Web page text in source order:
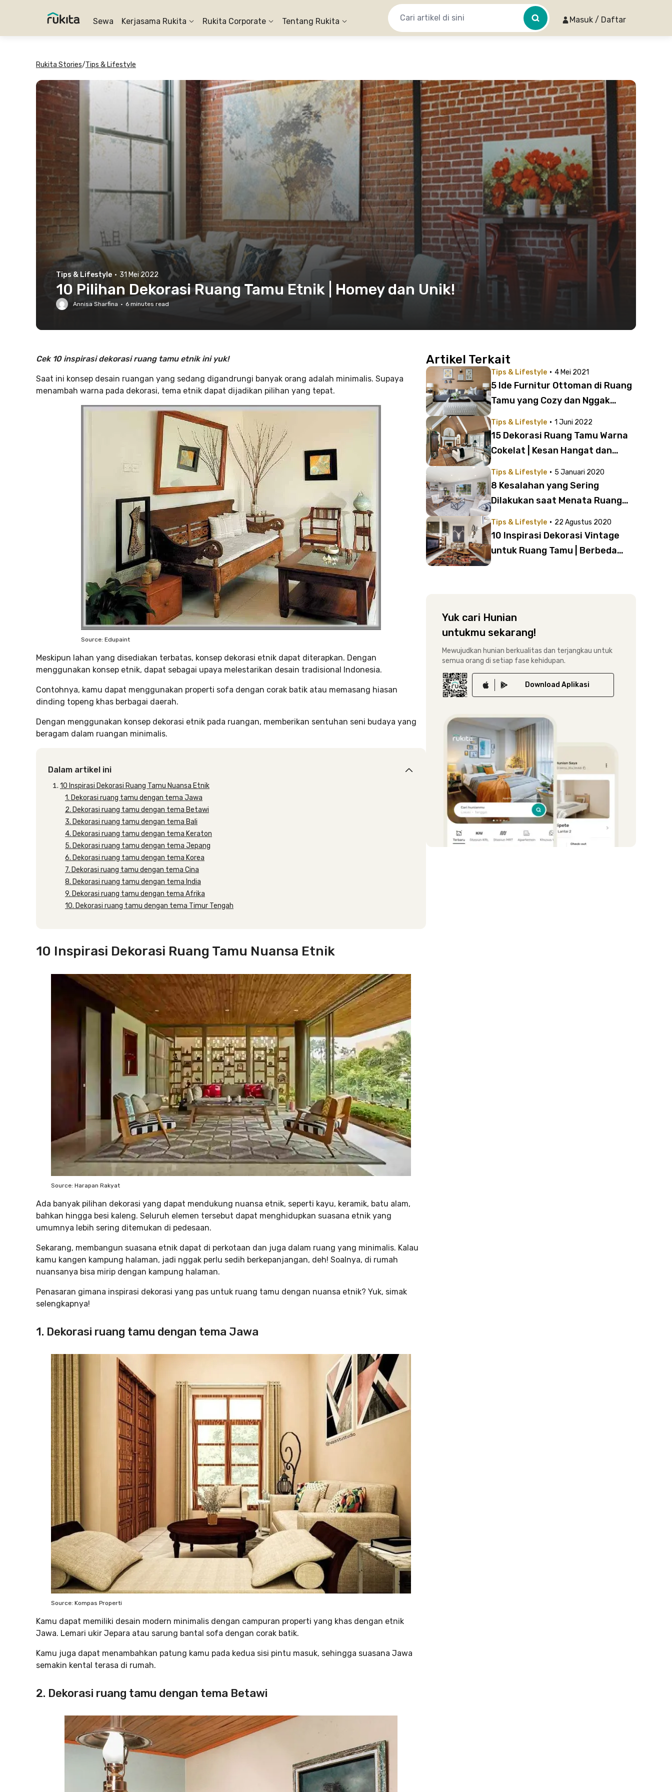
Sewa Kerjasama Rukita Rukita Corporate Tentang Rukita Masuk / Daftar
Rukita Stories/Tips & Lifestyle
Tips & Lifestyle · 31 Mei 2022
10 Pilihan Dekorasi Ruang Tamu Etnik | Homey dan Unik!
Annisa Sharfina · 6 minutes read
Cek 10 inspirasi dekorasi ruang tamu etnik ini yuk!
Saat ini konsep desain ruangan yang sedang digandrungi banyak orang adalah minimalis. Supaya
menambah warna pada dekorasi, tema etnik dapat dijadikan pilihan yang tepat.
Source: Edupaint
Meskipun lahan yang disediakan terbatas, konsep dekorasi etnik dapat diterapkan. Dengan
menggunakan konsep etnik, dapat sebagai upaya melestarikan desain tradisional Indonesia.
Contohnya, kamu dapat menggunakan properti sofa dengan corak batik atau memasang hiasan
dinding topeng khas berbagai daerah.
Dengan menggunakan konsep dekorasi etnik pada ruangan, memberikan sentuhan seni budaya yang
beragam dalam ruangan minimalis.
Dalam artikel ini
10 Inspirasi Dekorasi Ruang Tamu Nuansa Etnik
1. Dekorasi ruang tamu dengan tema Jawa
2. Dekorasi ruang tamu dengan tema Betawi
3. Dekorasi ruang tamu dengan tema Bali
4. Dekorasi ruang tamu dengan tema Keraton
5. Dekorasi ruang tamu dengan tema Jepang
6. Dekorasi ruang tamu dengan tema Korea
7. Dekorasi ruang tamu dengan tema Cina
8. Dekorasi ruang tamu dengan tema India
9. Dekorasi ruang tamu dengan tema Afrika
10. Dekorasi ruang tamu dengan tema Timur Tengah
10 Inspirasi Dekorasi Ruang Tamu Nuansa Etnik
Source: Harapan Rakyat
Ada banyak pilihan dekorasi yang dapat mendukung nuansa etnik, seperti kayu, keramik, batu alam,
bahkan hingga besi kaleng. Seluruh elemen tersebut dapat menghidupkan suasana etnik yang
umumnya lebih sering ditemukan di pedesaan.
Sekarang, membangun suasana etnik dapat di perkotaan dan juga dalam ruang yang minimalis. Kalau
kamu kangen kampung halaman, jadi nggak perlu sedih berkepanjangan, deh! Soalnya, di rumah
nuansanya bisa mirip dengan kampung halaman.
Penasaran gimana inspirasi dekorasi yang pas untuk ruang tamu dengan nuansa etnik? Yuk, simak
selengkapnya!
1. Dekorasi ruang tamu dengan tema Jawa
Source: Kompas Properti
Kamu dapat memiliki desain modern minimalis dengan campuran properti yang khas dengan etnik
Jawa. Lemari ukir Jepara atau sarung bantal sofa dengan corak batik.
Kamu juga dapat menambahkan patung kamu pada kedua sisi pintu masuk, sehingga suasana Jawa
semakin kental terasa di rumah.
2. Dekorasi ruang tamu dengan tema Betawi
Artikel Terkait
Tips & Lifestyle · 4 Mei 2021
5 Ide Furnitur Ottoman di Ruang
Tamu yang Cozy dan Nggak
Tips & Lifestyle · 1 Juni 2022
15 Dekorasi Ruang Tamu Warna
Cokelat | Kesan Hangat dan
Tips & Lifestyle · 5 Januari 2020
8 Kesalahan yang Sering
Dilakukan saat Menata Ruang
Tips & Lifestyle · 22 Agustus 2020
10 Inspirasi Dekorasi Vintage
untuk Ruang Tamu | Berbeda
Yuk cari Hunian
untukmu sekarang!
Mewujudkan hunian berkualitas dan terjangkau untuk
semua orang di setiap fase kehidupan.
Download Aplikasi